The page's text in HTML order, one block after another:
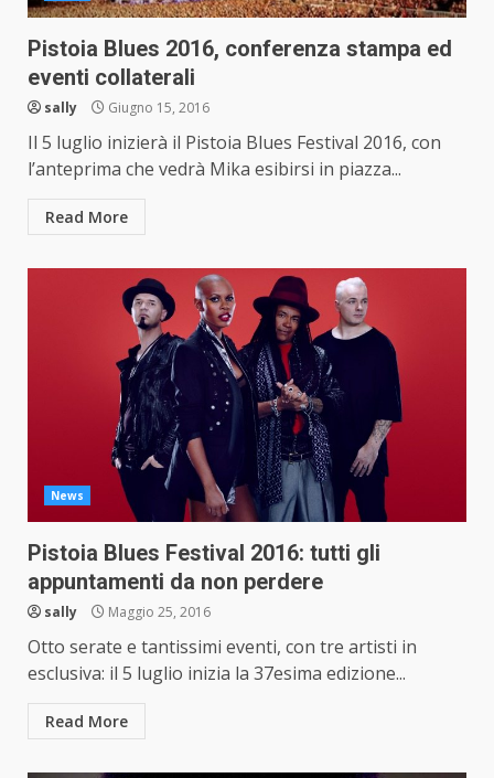
Pistoia Blues 2016, conferenza stampa ed
eventi collaterali
sally Giugno 15, 2016
Il 5 luglio inizierà il Pistoia Blues Festival 2016, con
l’anteprima che vedrà Mika esibirsi in piazza...
Read More
News
Pistoia Blues Festival 2016: tutti gli
appuntamenti da non perdere
sally Maggio 25, 2016
Otto serate e tantissimi eventi, con tre artisti in
esclusiva: il 5 luglio inizia la 37esima edizione...
Read More